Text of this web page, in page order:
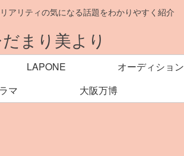
アリティの気になる話題をわかりやすく紹介
まり美より
LAPONE オーディション
マ
大阪万博